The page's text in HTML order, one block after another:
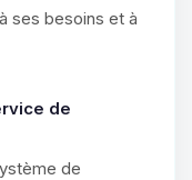
ses besoins et à
de
de